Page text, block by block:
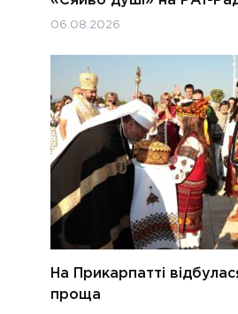
06.08.2026
На Прикарпатті
проща